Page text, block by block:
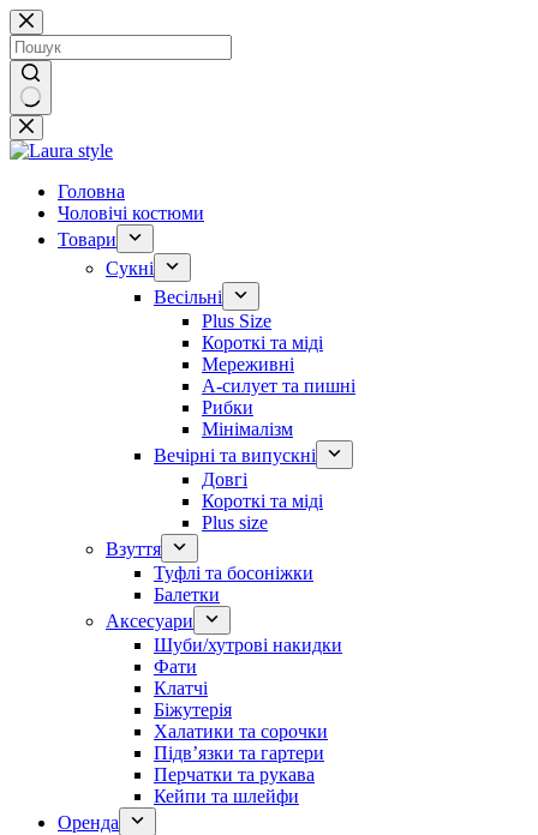
Перейти
до
вмісту
Немає
результатів
Головна
Чоловічі костюми
Товари
Сукні
Весільні
Plus Size
Короткі та міді
Мереживні
А-силует та пишні
Рибки
Мінімалізм
Вечірні та випускні
Довгі
Короткі та міді
Plus size
Взуття
Туфлі та босоніжки
Балетки
Аксесуари
Шуби/хутрові накидки
Фати
Клатчі
Біжутерія
Халатики та сорочки
Підвʼязки та гартери
Перчатки та рукава
Кейпи та шлейфи
Оренда